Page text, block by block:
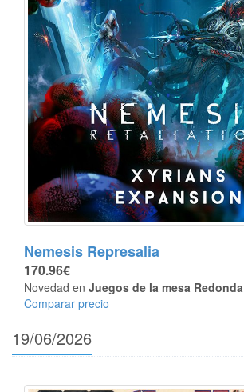
Nemesis Represalia
170.96€
Novedad en Juegos de la mesa Redonda
Comparar precio
19/06/2026